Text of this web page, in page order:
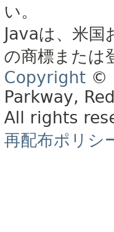
い。
Javaは、米
の商標または
Copyright ©
Parkway,
All rights
再配布ポリシ